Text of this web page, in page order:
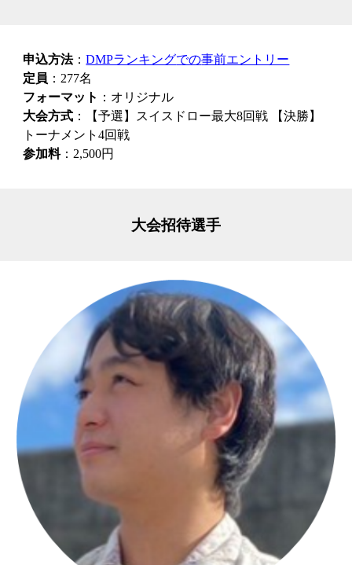
申込方法：DMPランキングでの事前エントリー
定員 ：277名
フォーマット ：オリジナル
大会方式 ：【予選】 スイスドロー最大8回戦 【決勝】
トーナメント4回戦
参加料：2,500円
大会招待選手